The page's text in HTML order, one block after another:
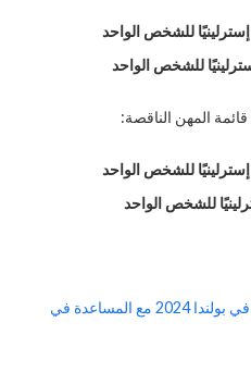
المهن الناقصة:
وظائف نقص العمال في بولندا 2024 مع المساعدة في